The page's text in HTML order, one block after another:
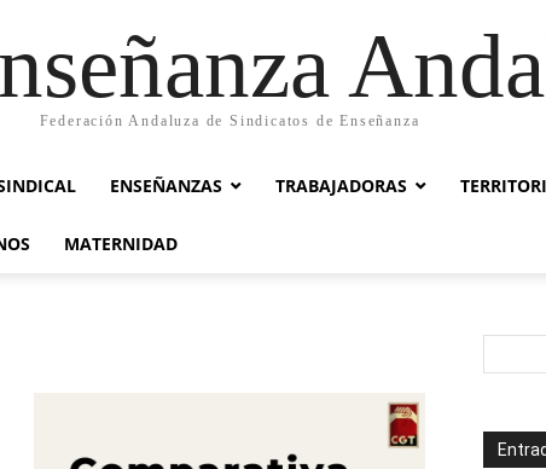
Federación Andaluza de Sindicatos de Enseñanza
ENSEÑANZAS TRABAJADORAS
MATERNIDAD